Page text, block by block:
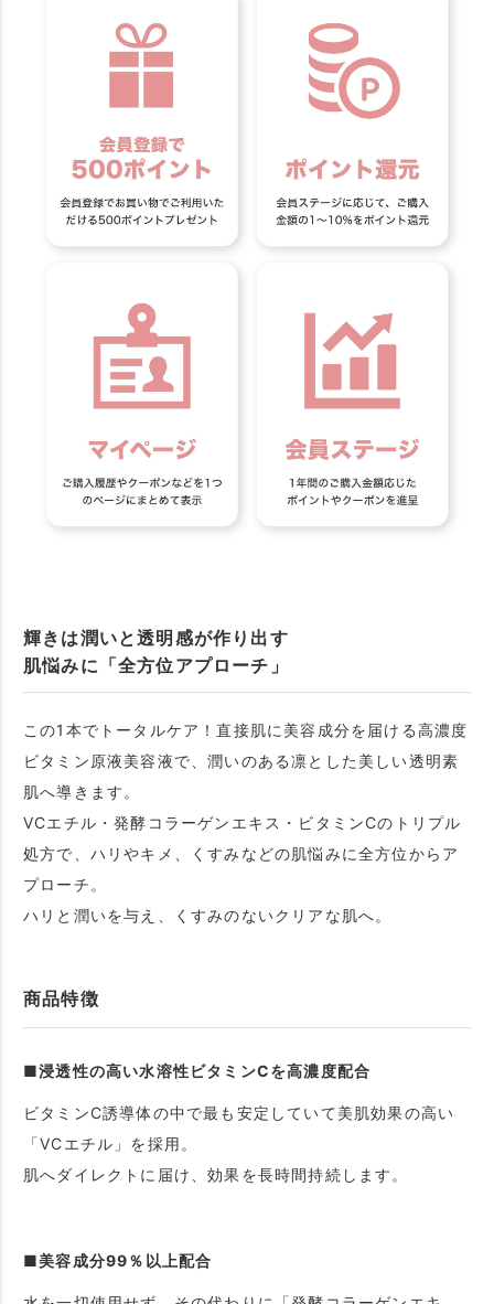
輝きは潤いと透明感が作り出す
肌悩みに「全方位アプローチ」
この1本でトータルケア！直接肌に美容成分を届ける高濃度
ビタミン原液美容液で、潤いのある凛とした美しい透明素
肌へ導きます。
VCエチル・発酵コラーゲンエキス・ビタミンCのトリプル
処方で、ハリやキメ、くすみなどの肌悩みに全方位からア
プローチ。
ハリと潤いを与え、くすみのないクリアな肌へ。
商品特徴
■浸透性の高い水溶性ビタミンCを高濃度配合
ビタミンC誘導体の中で最も安定していて美肌効果の高い
「VCエチル」を採用。
肌へダイレクトに届け、効果を長時間持続します。
■美容成分99％以上配合